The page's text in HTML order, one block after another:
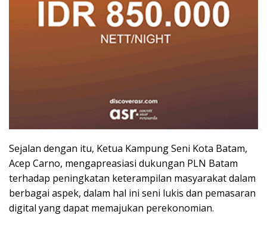
Sejalan dengan itu, Ketua Kampung Seni Kota Batam,
Acep Carno, mengapreasiasi dukungan PLN Batam
terhadap peningkatan keterampilan masyarakat dalam
berbagai aspek, dalam hal ini seni lukis dan pemasaran
digital yang dapat memajukan perekonomian.